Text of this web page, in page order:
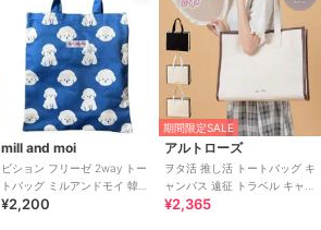
mill and moi
ビション フリーゼ 2way トー
トバッグ ミルアンドモイ 韓国
推し活
¥2,200
期間限定SALE
アルトローズ
ヲタ活 推し活 トートバッグ キ
ャンバス 遠征 トラベル キャリ
ーオン
¥2,365